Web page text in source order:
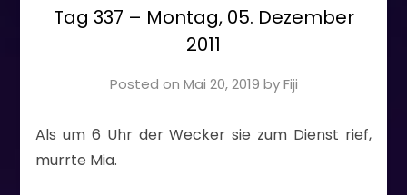
Tag 337 – Montag, 05. Dezember
2011
Posted on Mai 20, 2019 byFiji
Als um 6 Uhr der Wecker sie zum Dienst rief,
murrte Mia.